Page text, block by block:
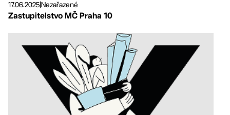
17.06.2025Nezařazené
Zastupitelstvo MČ Praha 10